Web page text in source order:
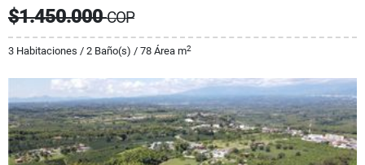
$1.450.000COP
3 Habitaciones / 2 Baño(s) / 78 Área m2